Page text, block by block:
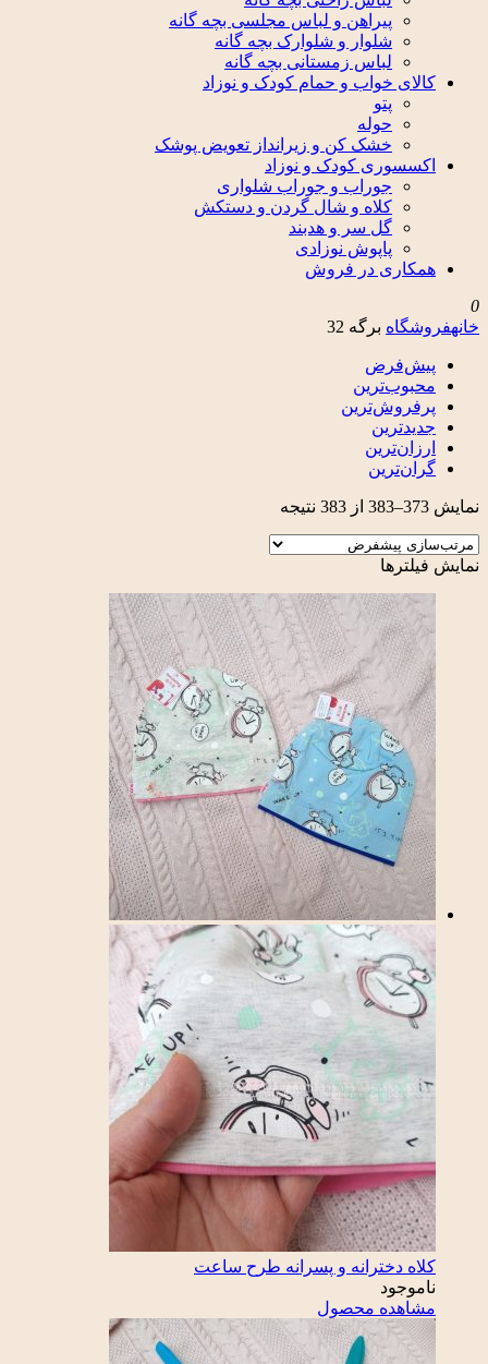
پیراهن و لباس مجلسی بچه گانه
شلوار و شلوارک بچه گانه
لباس زمستانی بچه گانه
کالای خواب و حمام کودک و نوزاد
پتو
حوله
خشک کن و زیرانداز تعویض پوشک
اکسسوری کودک و نوزاد
جوراب و جوراب شلواری
کلاه و شال گردن و دستکش
گل سر و هدبند
پاپوش نوزادی
همکاری در فروش
0
خانهفروشگاه برگه 32
پیش‌فرض
محبوب‌ترین
پرفروش‌ترین
جدیدترین
ارزان‌ترین
گران‌ترین
نمایش 373–383 از 383 نتیجه
نمایش فیلترها
کلاه دخترانه و پسرانه طرح ساعت
ناموجود
مشاهده محصول